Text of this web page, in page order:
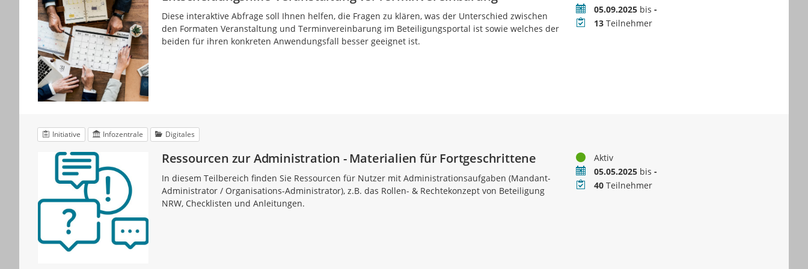
Diese interaktive Abfrage soll Ihnen helfen, die Fragen zu klären, was der Unterschied zwischen
den Formaten Veranstaltung und Terminvereinbarung im Beteiligungsportal ist sowie welches der
beiden für ihren konkreten Anwendungsfall besser geeignet ist.
Zeitraum05.09.2025 bis-
Teilnehmer
13 Teilnehmer
Initiative Infozentrale Digitales
Ressourcen zur Administration - Materialien für Fortgeschrittene
In diesem Teilbereich finden Sie Ressourcen für Nutzer mit Administrationsaufgaben (Mandant-
Administrator / Organisations-Administrator), z.B. das Rollen- & Rechtekonzept von Beteiligung
NRW, Checklisten und Anleitungen.
StatusAktiv
Zeitraum05.05.2025 bis-
Teilnehmer
40 Teilnehmer